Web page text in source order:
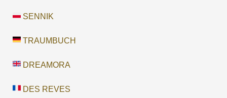
SENNIK
TRAUMBUCH
DREAMORA
DES REVES